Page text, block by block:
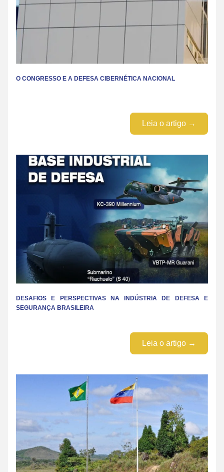
O CONGRESSO E A DEFESA CIBERNÉTICA NACIONAL
Leia o artigo →
DESAFIOS E PERSPECTIVAS NA INDÚSTRIA DE DEFESA E
SEGURANÇA BRASILEIRA
Leia o artigo →